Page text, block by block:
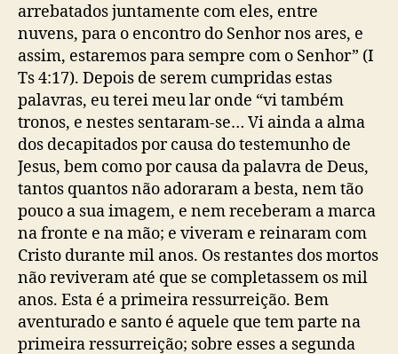
arrebatados juntamente com eles, entre
nuvens, para o encontro do Senhor nos ares, e
assim, estaremos para sempre com o Senhor” (I
Ts 4:17). Depois de serem cumpridas estas
palavras, eu terei meu lar onde “vi também
tronos, e nestes sentaram-se… Vi ainda a alma
dos decapitados por causa do testemunho de
Jesus, bem como por causa da palavra de Deus,
tantos quantos não adoraram a besta, nem tão
pouco a sua imagem, e nem receberam a marca
na fronte e na mão; e viveram e reinaram com
Cristo durante mil anos. Os restantes dos mortos
não reviveram até que se completassem os mil
anos. Esta é a primeira ressurreição. Bem
aventurado e santo é aquele que tem parte na
primeira ressurreição; sobre esses a segunda